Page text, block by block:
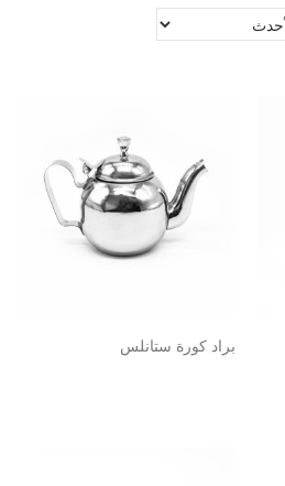
براد كورة ستانلس